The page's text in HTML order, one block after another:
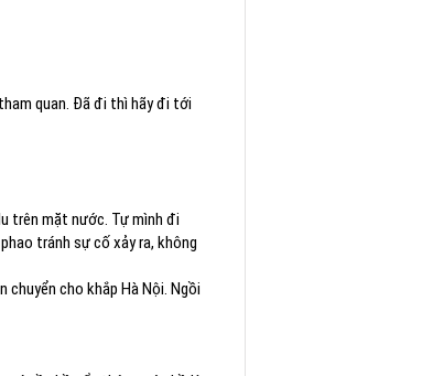
quan. Đã đi thì hãy đi tới
trên mặt nước. Tự mình đi
tránh sự cố xảy ra, không
cho khắp Hà Nội. Ngồi